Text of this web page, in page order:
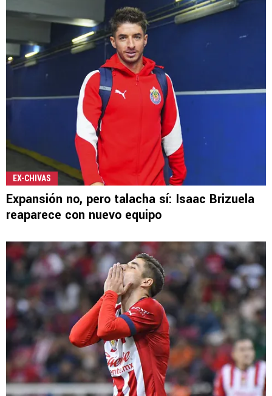
EX-CHIVAS
Expansión no, pero talacha sí: Isaac Brizuela
reaparece con nuevo equipo